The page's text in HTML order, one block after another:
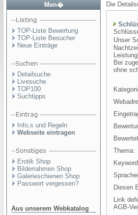
Men�
TOP-Liste Bewertung
TOP-Liste Besucher
Neue Einträge
Detailsuche
Livesuche
TOP100
Suchtipps
Info,s und Regeln
Webseite eintragen
Erotik Shop
Bilderrahmen Shop
Galerieschienen Shop
Passwort vergessen?
Aus unserem Webkatalog
Die
Unser
Bei
ohne
Thema:
Diesen
Link
AGB-